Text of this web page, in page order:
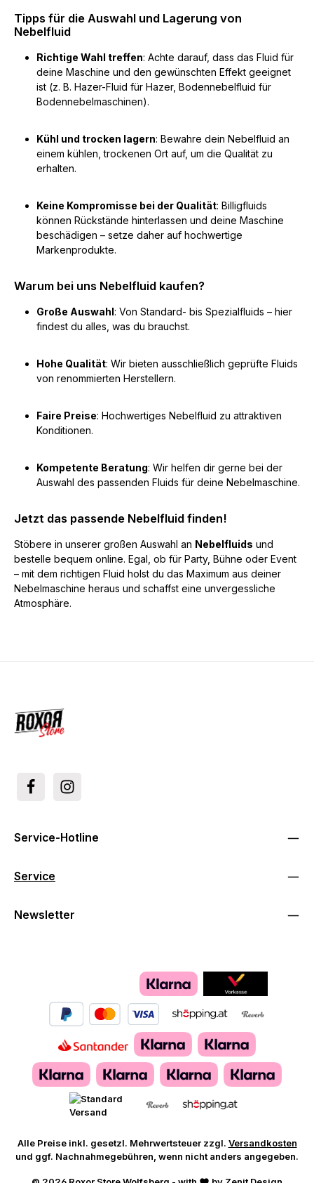
Tipps für die Auswahl und Lagerung von
Nebelfluid
Richtige Wahl treffen: Achte darauf, dass das Fluid für
deine Maschine und den gewünschten Effekt geeignet
ist (z. B. Hazer-Fluid für Hazer, Bodennebelfluid für
Bodennebelmaschinen).
Kühl und trocken lagern: Bewahre dein Nebelfluid an
einem kühlen, trockenen Ort auf, um die Qualität zu
erhalten.
Keine Kompromisse bei der Qualität: Billigfluids
können Rückstände hinterlassen und deine Maschine
beschädigen – setze daher auf hochwertige
Markenprodukte.
Warum bei uns Nebelfluid kaufen?
Große Auswahl: Von Standard- bis Spezialfluids – hier
findest du alles, was du brauchst.
Hohe Qualität: Wir bieten ausschließlich geprüfte Fluids
von renommierten Herstellern.
Faire Preise: Hochwertiges Nebelfluid zu attraktiven
Konditionen.
Kompetente Beratung: Wir helfen dir gerne bei der
Auswahl des passenden Fluids für deine Nebelmaschine.
Jetzt das passende Nebelfluid finden!
Stöbere in unserer großen Auswahl an Nebelfluids und
bestelle bequem online. Egal, ob für Party, Bühne oder Event
– mit dem richtigen Fluid holst du das Maximum aus deiner
Nebelmaschine heraus und schaffst eine unvergessliche
Atmosphäre.
Service-Hotline
Service
Newsletter
Alle Preise inkl. gesetzl. Mehrwertsteuer zzgl. Versandkosten
und ggf. Nachnahmegebühren, wenn nicht anders angegeben.